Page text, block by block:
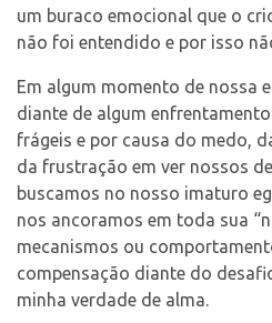
um buraco emocional que o
não foi entendido e por isso
Em algum momento de nossa
diante de algum
frágeis e por causa do medo,
da frustração em ver nossos
buscamos no nosso imaturo
nos ancoramos em toda sua
mecanismos ou
compensação diante do
minha verdade de alma.